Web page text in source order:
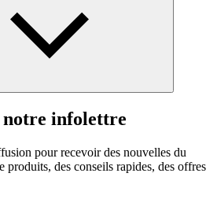
notre infolettre
pour recevoir des nouvelles du
produits, des conseils rapides, des offres